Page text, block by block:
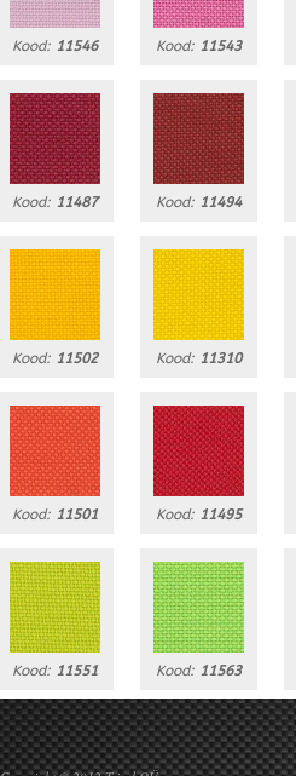
Kood: 11546 Kood: 11543
Kood: 11487 Kood: 11494
Kood: 11502 Kood: 11310
Kood: 11501 Kood: 11495
Kood: 11551 Kood: 11563